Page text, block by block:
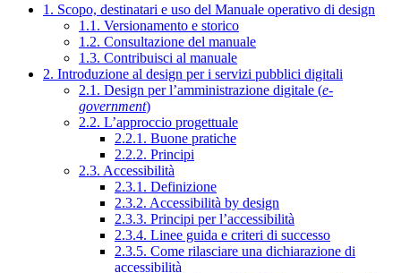
1. Scopo, destinatari e uso del Manuale operativo di design
1.1. Versionamento e storico
1.2. Consultazione del manuale
1.3. Contribuisci al manuale
2. Introduzione al design per i servizi pubblici digitali
2.1. Design per l’amministrazione digitale (e-
government)
2.2. L’approccio progettuale
2.2.1. Buone pratiche
2.2.2. Principi
2.3. Accessibilità
2.3.1. Definizione
2.3.2. Accessibilità by design
2.3.3. Principi per l’accessibilità
2.3.4. Linee guida e criteri di successo
2.3.5. Come rilasciare una dichiarazione di
accessibilità